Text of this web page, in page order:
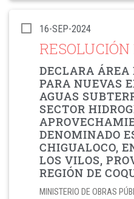
16-SEP-2024
RESOLUCIÓN
DECLARA ÁREA
PARA NUEVAS
AGUAS
SECTOR
DENOMINADO
CHIGUALOCO,
LOS VILOS,
REGIÓN DE
MINISTERIO DE OBRAS